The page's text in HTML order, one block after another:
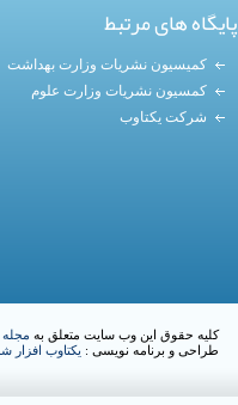
پایگاه های مرتبط
کمیسیون نشریات وزارت بهداشت
کمسیون نشریات وزارت علوم
شرکت یکتاوب
کلیه حقوق این وب سایت متعلق به
طراحی و برنامه نویسی : یکتاوب افزار